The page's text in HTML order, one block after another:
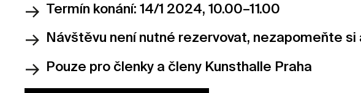
Termín konání: 14/1 2024, 10.00–11.00
Návštěvu není nutné rezervovat, nezapomeňte si
Pouze pro členky a členy Kunsthalle Praha